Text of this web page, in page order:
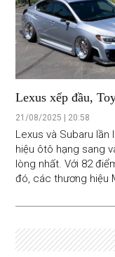
Lexus xếp đầu,
khách hàng hài
21/08/2025 | 20:58
Lexus và Subaru
hiệu ôtô hạng sang
lòng nhất. Với 82
đó, các thương hiệu